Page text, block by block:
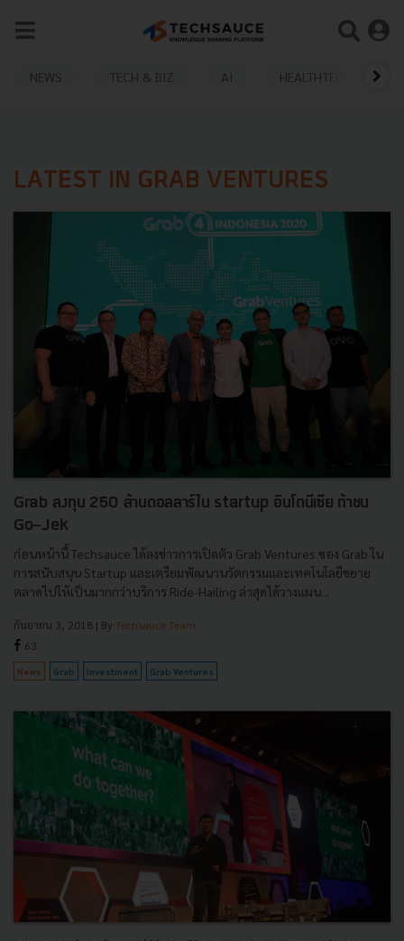
NEWS TECH & BIZ AI HEALTHTECH
LATEST IN GRAB VENTURES
Grab ลงทุน 250 ล้านดอลลาร์ใน startup อินโดนีเซีย ท้าชน
Go-Jek
ก่อนหน้านี้ Techsauce ได้ลงข่าวการเปิดตัว Grab Ventures ของ Grab ใน
การสนับสนุน Startup และเตรียมพัฒนานวัตกรรมและเทคโนโลยีขยาย
ตลาดไปให้เป็นมากกว่าบริการ Ride-Hailing ล่าสุดได้วางแผน...
กันยายน 3, 2018 | By Techsauce Team
63
News Grab Investment Grab Ventures